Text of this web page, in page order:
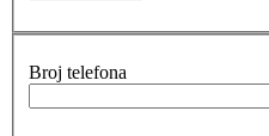
Broj telefona